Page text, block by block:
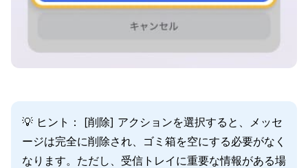
💡 ヒント： [削除] アクションを選択すると、メッセ
ージは完全に削除され、ゴミ箱を空にする必要がなく
なります。ただし、受信トレイに重要な情報がある場